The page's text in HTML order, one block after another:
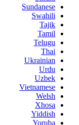
Sundanese
Swahili
Tajik
Tamil
Telugu
Thai
Ukrainian
Urdu
Uzbek
Vietnamese
Welsh
Xhosa
Yiddish
Yoruba